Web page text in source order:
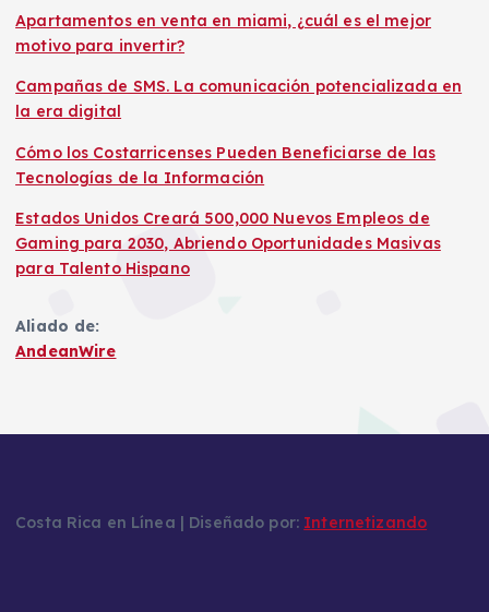
Apartamentos en venta en miami, ¿cuál es el mejor
motivo para invertir?
Campañas de SMS. La comunicación potencializada en
la era digital
Cómo los Costarricenses Pueden Beneficiarse de las
Tecnologías de la Información
Estados Unidos Creará 500,000 Nuevos Empleos de
Gaming para 2030, Abriendo Oportunidades Masivas
para Talento Hispano
Aliado de:
AndeanWire
Costa Rica en Línea | Diseñado por: Internetizando